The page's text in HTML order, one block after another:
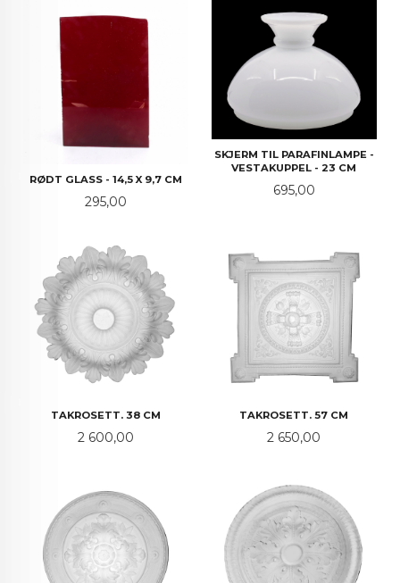
RØDT GLASS - 14,5 X 9,7 CM
Pris
295,00
SKJERM TIL PARAFINLAMPE -
VESTAKUPPEL - 23 CM
Pris
695,00
TAKROSETT. 38 CM
Pris
2 600,00
TAKROSETT. 57 CM
Pris
2 650,00